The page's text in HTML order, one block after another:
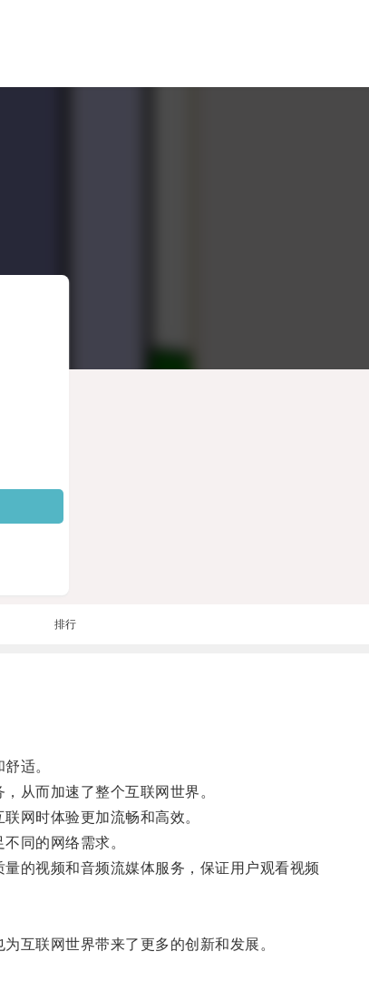
排行
适。
从而加速了整个互联网世界。
网时体验更加流畅和高效。
同的网络需求。
的视频和音频流媒体服务，保证用户观看视频
互联网世界带来了更多的创新和发展。